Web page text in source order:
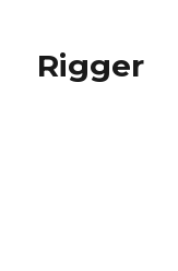
Rigger